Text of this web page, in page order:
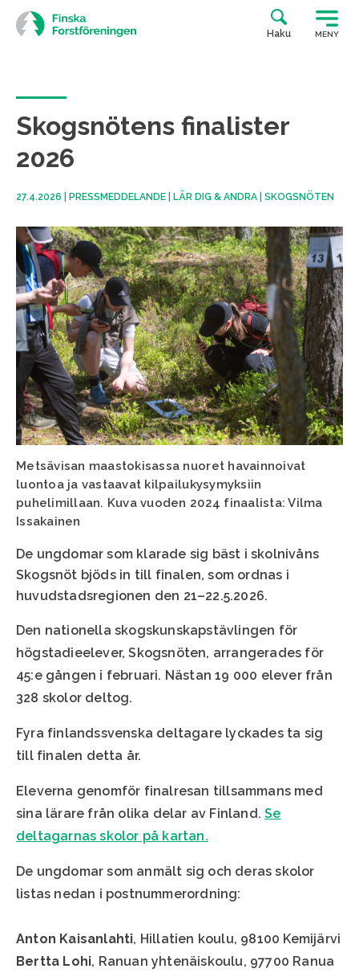
suoraan
sisältöön
Haku MENY
Skogsnötens finalister
2026
27.4.2026 PRESSMEDDELANDE LÄR DIG & ANDRA SKOGSNÖTEN
Metsävisan maastokisassa nuoret havainnoivat
luontoa ja vastaavat kilpailukysymyksiin
puhelimillaan. Kuva vuoden 2024 finaalista: Vilma
Issakainen
De ungdomar som klarade sig bäst i skolnivåns
Skogsnöt bjöds in till finalen, som ordnas i
huvudstadsregionen den 21–22.5.2026.
Den nationella skogskunskapstävlingen för
högstadieelever, Skogsnöten, arrangerades för
45:e gången i februari. Nästan 19 000 elever från
328 skolor deltog.
Fyra finlandssvenska deltagare lyckades ta sig
till finalen detta år.
Eleverna genomför finalresan tillsammans med
sina lärare från olika delar av Finland.Se
deltagarnas skolor på kartan.
De ungdomar som anmält sig och deras skolor
listas nedan i postnummerordning:
Anton Kaisanlahti, Hillatien koulu, 98100 Kemijärvi
Bertta Lohi, Ranuan yhtenäiskoulu, 97700 Ranua